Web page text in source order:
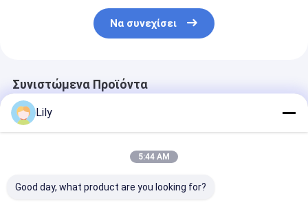
Να συνεχίσει
Συνιστώμενα Προϊόντα
Lily
5:44 AM
Good day, what product are you looking for?